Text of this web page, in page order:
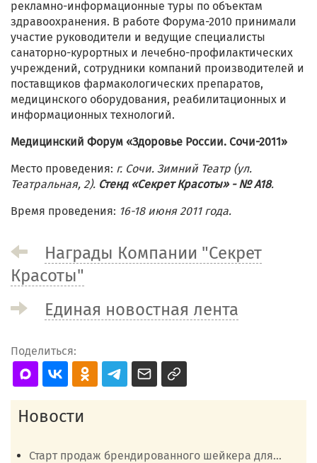
рекламно-информационные туры по объектам
здравоохранения. В работе Форума-2010 принимали
участие руководители и ведущие специалисты
санаторно-курортных и лечебно-профилактических
учреждений, сотрудники компаний производителей и
поставщиков фармакологических препаратов,
медицинского оборудования, реабилитационных и
информационных технологий.
Медицинский Форум «Здоровье России. Сочи-2011»
Место проведения: г. Сочи. Зимний Театр (ул.
Театральная, 2). Стенд «Секрет Красоты» - № А18.
Время проведения: 16-18 июня 2011 года.
Награды Компании "Секрет
Красоты"
Единая новостная лента
Поделиться:
Новости
Старт продаж брендированного шейкера для...